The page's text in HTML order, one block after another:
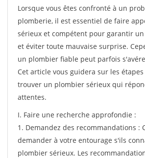
Lorsque vous êtes confronté à un
plomberie, il est essentiel de faire
sérieux et compétent pour garantir
et éviter toute mauvaise surprise.
un plombier fiable peut parfois
Cet article vous guidera sur les
trouver un plombier sérieux qui
attentes.
I. Faire une recherche approfondie :
1. Demandez des recommandations :
demander à votre entourage s'ils
plombier sérieux. Les